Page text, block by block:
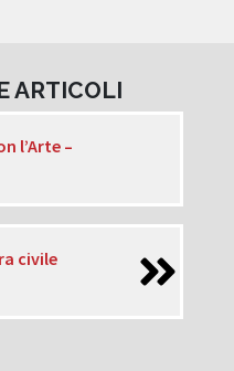
ARTICOLI
l’Arte –
civile